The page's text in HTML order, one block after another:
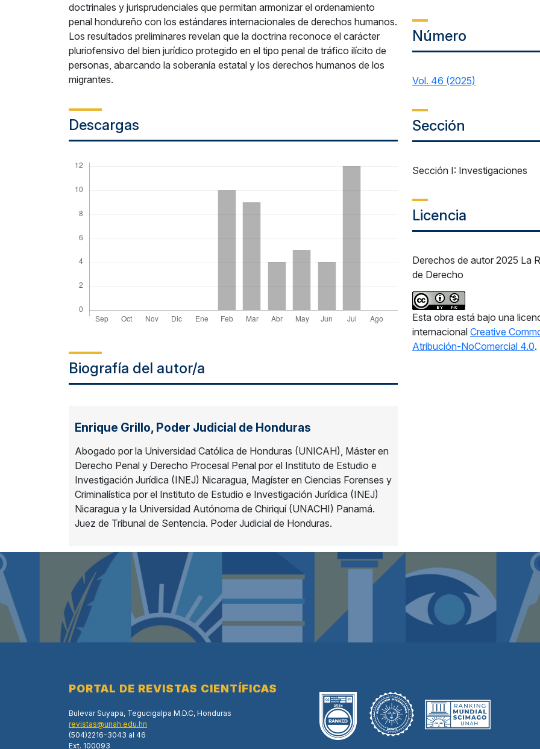
doctrinales y jurisprudenciales que permitan armonizar el ordenamiento
penal hondureño con los estándares internacionales de derechos humanos.
Los resultados preliminares revelan que la doctrina reconoce el carácter
pluriofensivo del bien jurídico protegido en el tipo penal de tráfico ilícito de
personas, abarcando la soberanía estatal y los derechos humanos de los
migrantes.
Descargas
Biografía del autor/a
Enrique Grillo, Poder Judicial de Honduras
Abogado por la Universidad Católica de Honduras (UNICAH), Máster en
Derecho Penal y Derecho Procesal Penal por el Instituto de Estudio e
Investigación Jurídica (INEJ) Nicaragua, Magíster en Ciencias Forenses y
Criminalística por el Instituto de Estudio e Investigación Jurídica (INEJ)
Nicaragua y la Universidad Autónoma de Chiriquí (UNACHI) Panamá.
Juez de Tribunal de Sentencia. Poder Judicial de Honduras.
Número
Vol. 46 (2025)
Sección
Sección I: Investigaciones
Licencia
Derechos de autor 2025 La
de Derecho
Esta obra está bajo una
internacional Creative
Atribución-NoComercial 4.0.
PORTAL DE REVISTAS CIENTÍFICAS
Bulevar Suyapa, Tegucigalpa M.D.C, Honduras
revistas@unah.edu.hn
(504)2216-3043 al 46
Ext. 100093